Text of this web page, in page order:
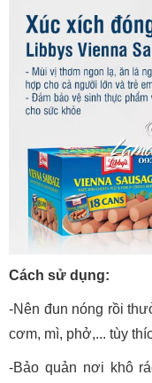
Cách sử dụng:
-Nên đun nóng rồi
cơm, mì, phở,... tùy
-Bảo quản nơi khô